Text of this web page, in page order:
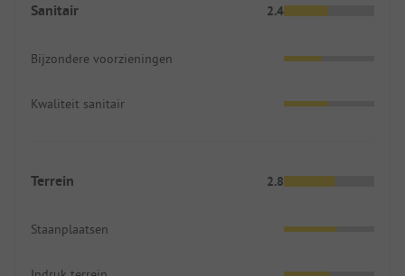
Sanitair 2.4
Bijzondere voorzieningen
Kwaliteit sanitair
Terrein 2.8
Staanplaatsen